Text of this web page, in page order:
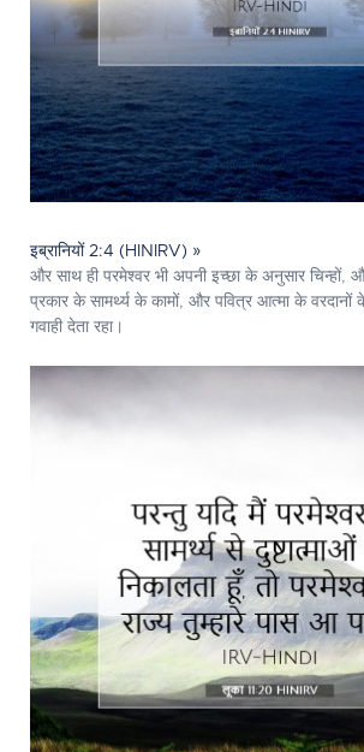
इब्रानियों 2:4 (HINIRV) »
और साथ ही परमेश्‍वर भी अपनी इच्छा के अनुसार चिन्हों,
प्रकार के सामर्थ्य के कामों, और पवित्र आत्मा के वरदानों
गवाही देता रहा।